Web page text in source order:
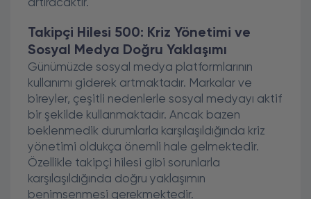
artıracaktır.
Takipçi Hilesi 500: Kriz Yönetimi ve
Sosyal Medya Doğru Yaklaşımı
Günümüzde sosyal medya platformlarının
kullanımı giderek artmaktadır. Markalar ve
bireyler, çeşitli nedenlerle sosyal medyayı aktif
bir şekilde kullanmaktadır. Ancak bazen
beklenmedik durumlarla karşılaşıldığında kriz
yönetimi oldukça önemli hale gelmektedir.
Özellikle takipçi hilesi gibi sorunlarla
karşılaşıldığında doğru yaklaşımın
benimsenmesi gerekmektedir.